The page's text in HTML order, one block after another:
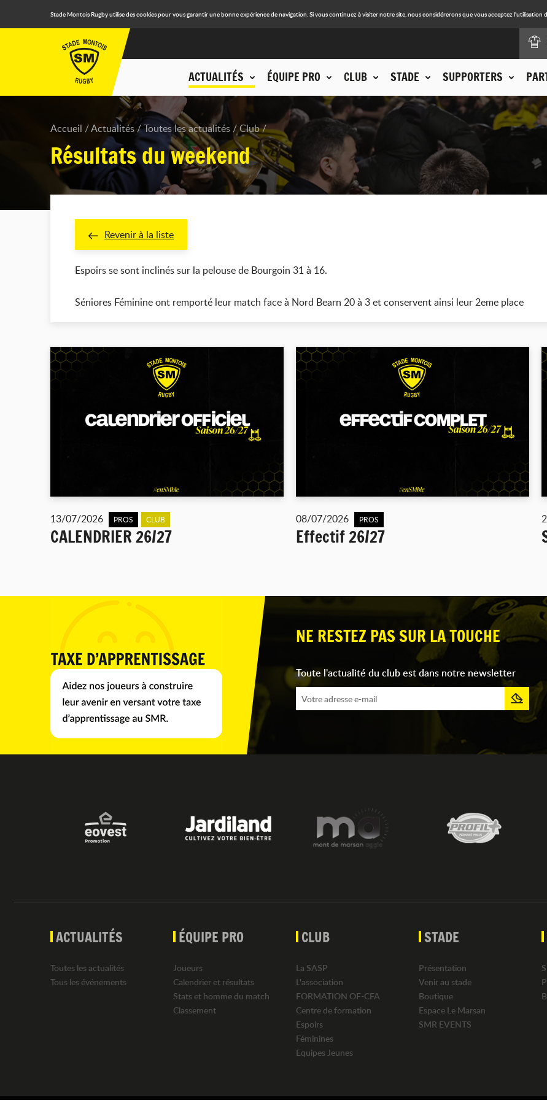
Stade Montois Rugby utilise des cookies pour vous garantir une bonne expérience de navigation. Si vous continuez à visiter notre site, nous considérerons que vous acceptez l'utilisation
ACTUALITÉS ÉQUIPE PRO CLUB STADE SUPPORTERS
Accueil Actualités Toutes les actualités Club
Résultats du weekend
Revenir à la liste
Espoirs se sont inclinés sur la pelouse de Bourgoin 31 à 16.
Séniores Féminine ont remporté leur match face à Nord Bearn 20 à 3 et conservent ainsi leur 2eme place
13/07/2026 PROS CLUB
CALENDRIER 26/27
08/07/2026 PROS
Effectif 26/27
NE RESTEZ PAS SUR LA TOUCHE
Toute l'actualité du club est dans notre newsletter
ACTUALITÉS
Toutes les actualités
Tous les événements
ÉQUIPE PRO
Joueurs
Calendrier et résultats
Stats et homme du match
Classement
CLUB
La SASP
L'association
FORMATION OF-CFA
Centre de formation
Espoirs
Féminines
Equipes Jeunes
STADE
Présentation
Venir au stade
Boutique
Espace Le Marsan
SMR EVENTS